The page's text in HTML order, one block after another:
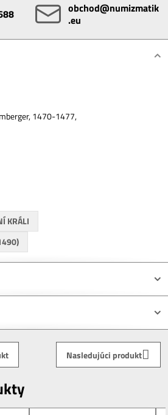
obchod​@numizmatik​
.eu
1470-1477,
KRÁLI
Nasledujúci produkt